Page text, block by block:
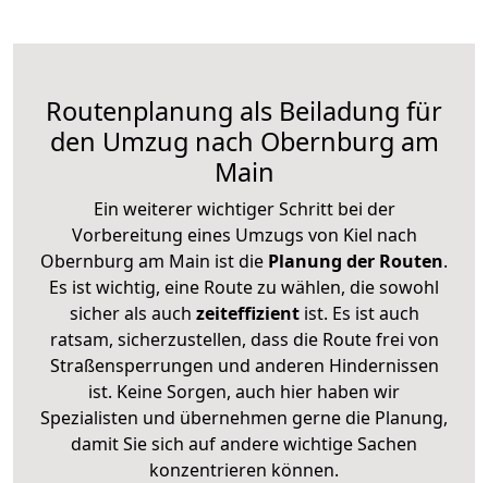
Routenplanung als Beiladung für
den Umzug nach Obernburg am
Main
Ein weiterer wichtiger Schritt bei der
Vorbereitung eines Umzugs von Kiel nach
Obernburg am Main ist die Planung der Routen.
Es ist wichtig, eine Route zu wählen, die sowohl
sicher als auch zeiteffizientist. Es ist auch
ratsam, sicherzustellen, dass die Route frei von
Straßensperrungen und anderen Hindernissen
ist. Keine Sorgen, auch hier haben wir
Spezialisten und übernehmen gerne die Planung,
damit Sie sich auf andere wichtige Sachen
konzentrieren können.